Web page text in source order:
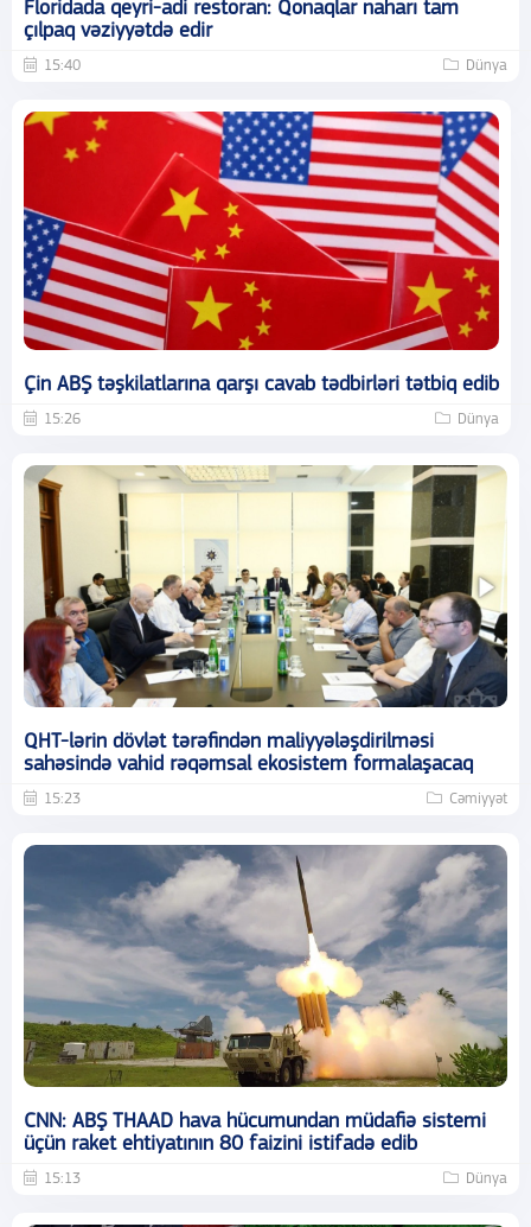
Floridada qeyri-adi restoran: Qonaqlar naharı tam
çılpaq vəziyyətdə edir
15:40 Dünya
Çin ABŞ təşkilatlarına qarşı cavab tədbirləri tətbiq edib
15:26 Dünya
QHT-lərin dövlət tərəfindən maliyyələşdirilməsi
sahəsində vahid rəqəmsal ekosistem formalaşacaq
15:23 Cəmiyyət
CNN: ABŞ THAAD hava hücumundan müdafiə sistemi
üçün raket ehtiyatının 80 faizini istifadə edib
15:13 Dünya